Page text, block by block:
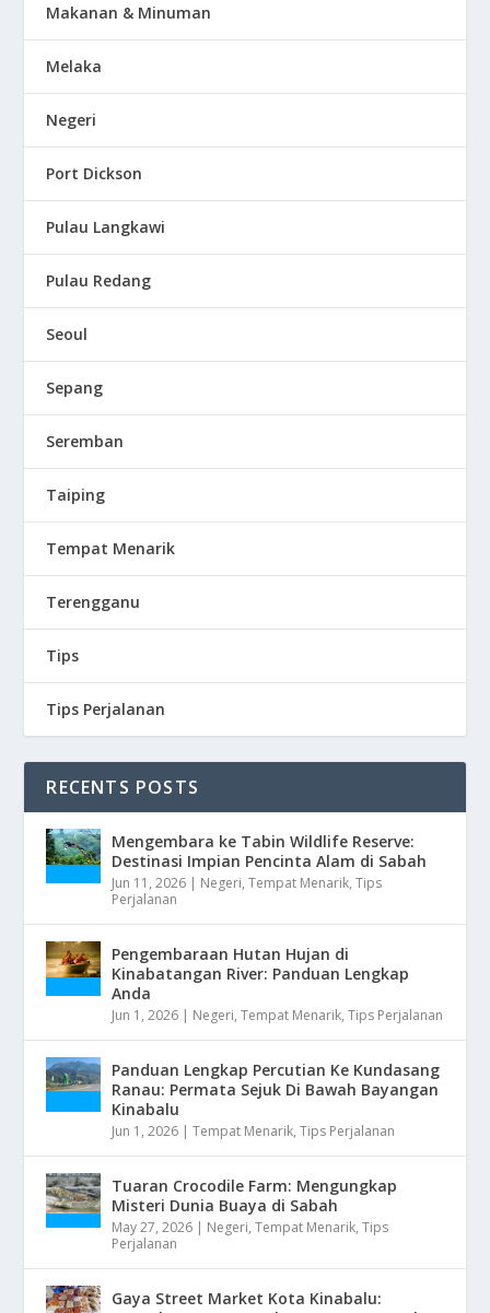
Makanan & Minuman
Melaka
Negeri
Port Dickson
Pulau Langkawi
Pulau Redang
Seoul
Sepang
Seremban
Taiping
Tempat Menarik
Terengganu
Tips
Tips Perjalanan
RECENTS POSTS
Mengembara ke Tabin Wildlife Reserve:
Destinasi Impian Pencinta Alam di Sabah
Jun 11, 2026 | Negeri,Tempat Menarik,Tips
Perjalanan
Pengembaraan Hutan Hujan di
Kinabatangan River: Panduan Lengkap
Anda
Jun 1, 2026 | Negeri,Tempat Menarik,Tips Perjalanan
Panduan Lengkap Percutian Ke Kundasang
Ranau: Permata Sejuk Di Bawah Bayangan
Kinabalu
Jun 1, 2026 |Tempat Menarik,Tips Perjalanan
Tuaran Crocodile Farm: Mengungkap
Misteri Dunia Buaya di Sabah
May 27, 2026 | Negeri,Tempat Menarik,Tips
Perjalanan
Gaya Street Market Kota Kinabalu: